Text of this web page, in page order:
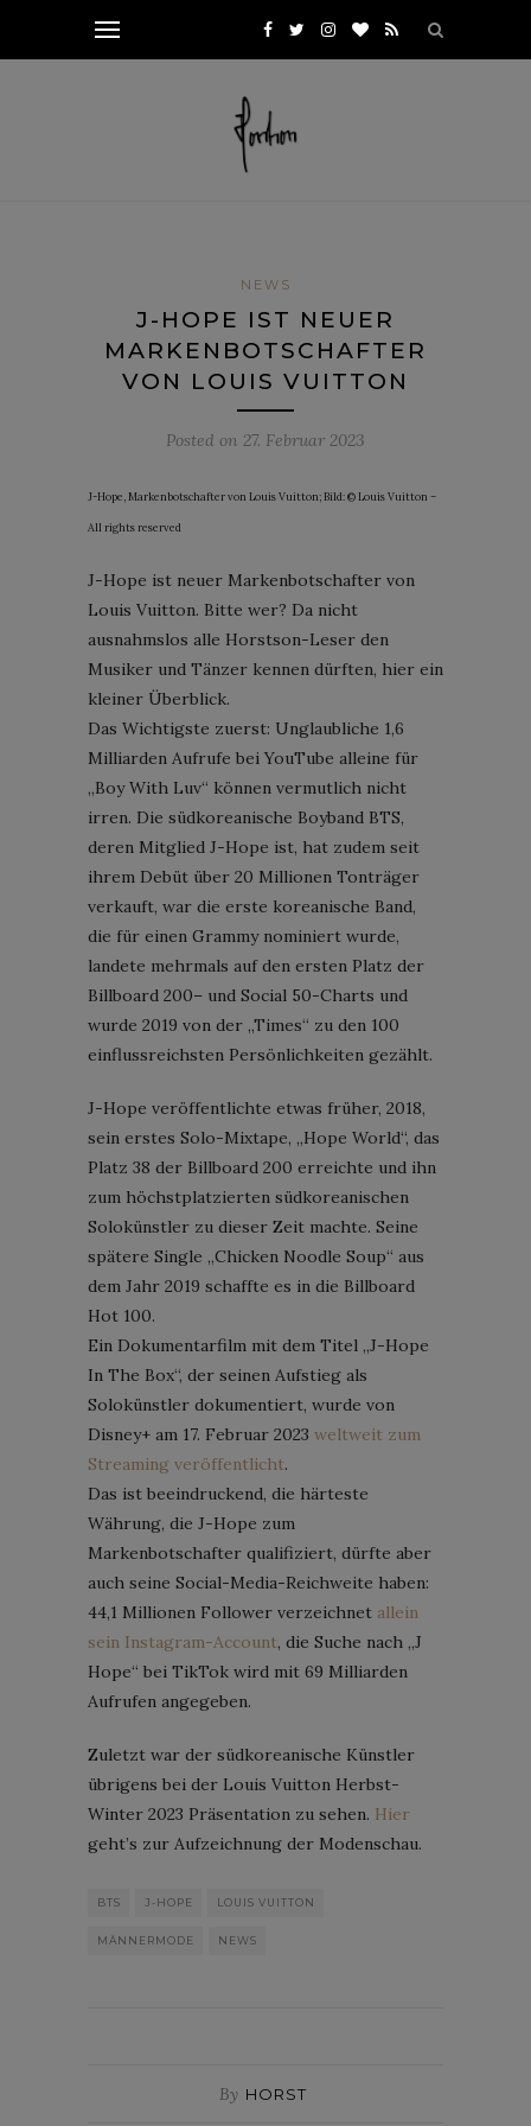
NEWS
J-HOPE IST NEUER
MARKENBOTSCHAFTER
VON LOUIS VUITTON
Posted on 27. Februar 2023
J-Hope, Markenbotschafter von Louis Vuitton; Bild: © Louis Vuitton –
All rights reserved
J-Hope ist neuer Markenbotschafter von
Louis Vuitton. Bitte wer? Da nicht
ausnahmslos alle Horstson-Leser den
Musiker und Tänzer kennen dürften, hier ein
kleiner Überblick.
Das Wichtigste zuerst: Unglaubliche 1,6
Milliarden Aufrufe bei YouTube alleine für
„Boy With Luv“ können vermutlich nicht
irren. Die südkoreanische Boyband BTS,
deren Mitglied J-Hope ist, hat zudem seit
ihrem Debüt über 20 Millionen Tonträger
verkauft, war die erste koreanische Band,
die für einen Grammy nominiert wurde,
landete mehrmals auf den ersten Platz der
Billboard 200– und Social 50-Charts und
wurde 2019 von der „Times“ zu den 100
einflussreichsten Persönlichkeiten gezählt.
J-Hope veröffentlichte etwas früher, 2018,
sein erstes Solo-Mixtape, „Hope World“, das
Platz 38 der Billboard 200 erreichte und ihn
zum höchstplatzierten südkoreanischen
Solokünstler zu dieser Zeit machte. Seine
spätere Single „Chicken Noodle Soup“ aus
dem Jahr 2019 schaffte es in die Billboard
Hot 100.
Ein Dokumentarfilm mit dem Titel „J-Hope
In The Box“, der seinen Aufstieg als
Solokünstler dokumentiert, wurde von
Disney+ am 17. Februar 2023 weltweit zum
Streaming veröffentlicht.
Das ist beeindruckend, die härteste
Währung, die J-Hope zum
Markenbotschafter qualifiziert, dürfte aber
auch seine Social-Media-Reichweite haben:
44,1 Millionen Follower verzeichnet allein
sein Instagram-Account, die Suche nach „J
Hope“ bei TikTok wird mit 69 Milliarden
Aufrufen angegeben.
Zuletzt war der südkoreanische Künstler
übrigens bei der Louis Vuitton Herbst-
Winter 2023 Präsentation zu sehen. Hier
geht’s zur Aufzeichnung der Modenschau.
BTS J-HOPE LOUIS VUITTON
MÄNNERMODE NEWS
By HORST